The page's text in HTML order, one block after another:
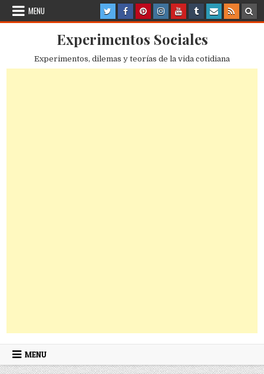
Skip
MENU
Experimentos Sociales
Experimentos, dilemas y teorías de la vida cotidiana
MENU